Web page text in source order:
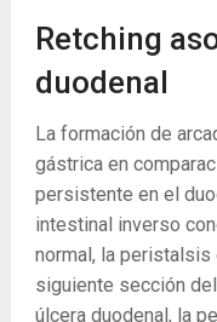
Retching
duodenal
La formación de
gástrica en
persistente en el
intestinal inverso
normal, la peristalsis
siguiente sección
úlcera duodenal, la